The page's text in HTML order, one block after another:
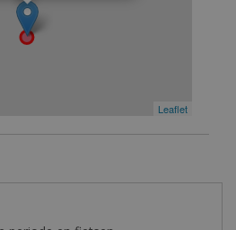
Leaflet